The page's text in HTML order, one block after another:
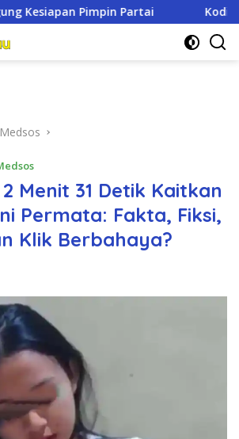
Kodim 0321/Rohil Gelar
Medsos
Menit 31 Detik Kaitkan
Permata: Fakta, Fiksi,
Klik Berbahaya?